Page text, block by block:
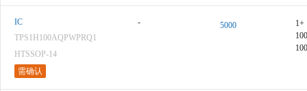
IC
TPS1H100AQPWPRQ1
HTSSOP-14
需确认
- 5000
1+